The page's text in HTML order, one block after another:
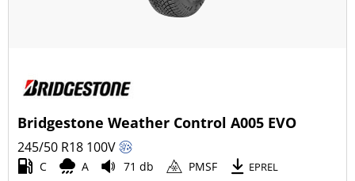
Bridgestone Weather Control A005 EVO
245/50 R18 100V
C A 71 db PMSF EPREL